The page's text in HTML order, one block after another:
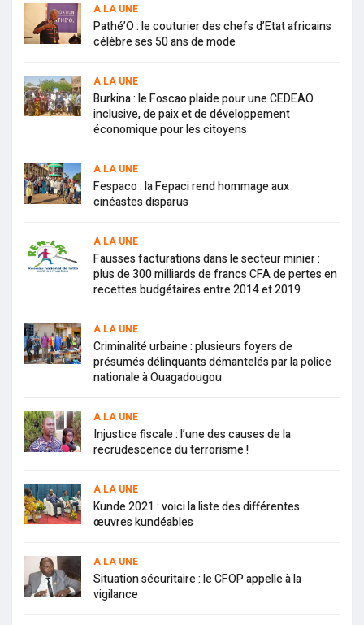
A LA UNE
Pathé’O : le couturier des chefs d’Etat africains
célèbre ses 50 ans de mode
A LA UNE
Burkina : le Foscao plaide pour une CEDEAO
inclusive, de paix et de développement
économique pour les citoyens
A LA UNE
Fespaco : la Fepaci rend hommage aux
cinéastes disparus
A LA UNE
Fausses facturations dans le secteur minier :
plus de 300 milliards de francs CFA de pertes en
recettes budgétaires entre 2014 et 2019
A LA UNE
Criminalité urbaine : plusieurs foyers de
présumés délinquants démantelés par la police
nationale à Ouagadougou
A LA UNE
Injustice fiscale : l’une des causes de la
recrudescence du terrorisme !
A LA UNE
Kunde 2021 : voici la liste des différentes
œuvres kundéables
A LA UNE
Situation sécuritaire : le CFOP appelle à la
vigilance